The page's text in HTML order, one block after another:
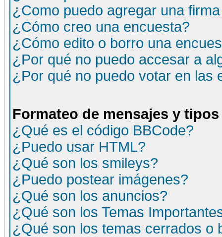
¿Como puedo agregar una
¿Cómo creo una encuesta?
¿Cómo edito o borro una
¿Por qué no puedo accesar a
¿Por qué no puedo votar en las
Formateo de mensajes y
¿Qué es el código BBCode?
¿Puedo usar HTML?
¿Qué son los smileys?
¿Puedo postear imágenes?
¿Qué son los anuncios?
¿Qué son los Temas
¿Qué son los temas cerrados o